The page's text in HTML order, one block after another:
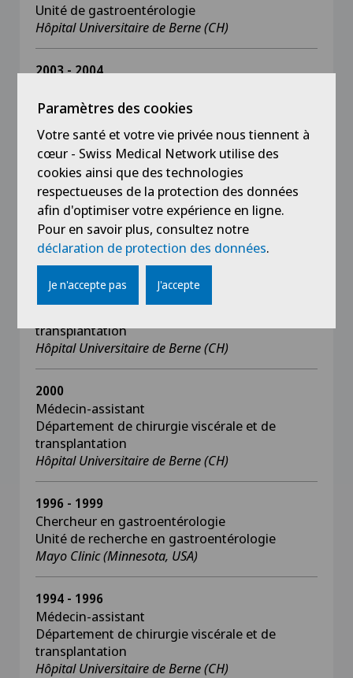
Unité de gastroentérologie
Hôpital Universitaire de Berne (CH)
2003 - 2004
Unité d'endocrinologie (programme
Hôpital Universitaire de Berne (CH)
2001 - 2002
Chef de clinique
Département de chirurgie
Centre Hospitalier de Bienne (CH)
2001
Chef de clinique
transplantation
Hôpital Universitaire de Berne (CH)
2000
Médecin-assistant
Département de chirurgie viscérale et de
transplantation
Hôpital Universitaire de Berne (CH)
1996 - 1999
Chercheur en gastroentérologie
Unité de recherche en gastroentérologie
Mayo Clinic (Minnesota, USA)
1994 - 1996
Médecin-assistant
Département de chirurgie viscérale et de
transplantation
Hôpital Universitaire de Berne (CH)
Paramètres des cookies
Votre santé et votre vie privée nous tiennent à
cœur - Swiss Medical Network utilise des
cookies ainsi que des technologies
respectueuses de la protection des données
afin d'optimiser votre expérience en ligne.
Pour en savoir plus, consultez notre
déclaration de protection des données.
Je n'accepte pas J'accepte